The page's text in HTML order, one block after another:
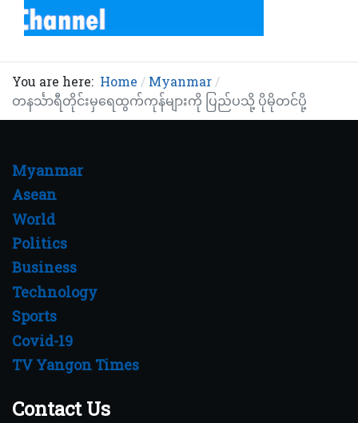
You are here: Home
Myanmar
တနင်္သာရီတိုင်းမှရေထွက်ကုန်များကို ပြည်ပသို့ ပိုမိုတင်ပို့
Myanmar
Asean
World
Politics
Business
Technology
Sports
Covid-19
TV Yangon Times
Contact Us